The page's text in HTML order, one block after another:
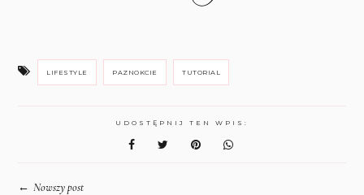
LIFESTYLE PAZNOKCIE TUTORIAL
UDOSTĘPNIJ TEN WPIS:
←Nowszy post